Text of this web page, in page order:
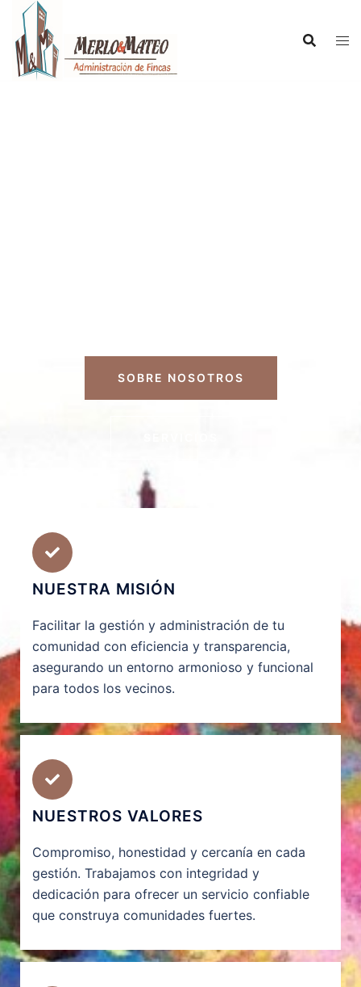
SOBRE NOSOTROS
NUESTRA MISIÓN
Facilitar la gestión y administración de tu
comunidad con eficiencia y transparencia,
asegurando un entorno armonioso y funcional
para todos los vecinos.
NUESTROS VALORES
Compromiso, honestidad y cercanía en cada
gestión. Trabajamos con integridad y
dedicación para ofrecer un servicio confiable
que construya comunidades fuertes.